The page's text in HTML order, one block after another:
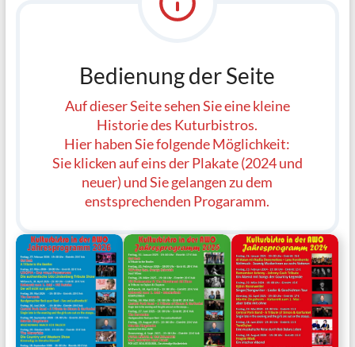
Bedienung der Seite
Auf dieser Seite sehen Sie eine kleine
Historie des Kuturbistros.
Hier haben Sie folgende Möglichkeit:
Sie klicken auf eins der Plakate (2024 und
neuer) und Sie gelangen zu dem
enstsprechenden Progaramm.